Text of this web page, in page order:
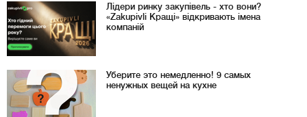
Лідери ринку закупівель - хто вони?
«Zakupivli Кращі» відкривають імена
компаній
Уберите это немедленно! 9 самых
ненужных вещей на кухне